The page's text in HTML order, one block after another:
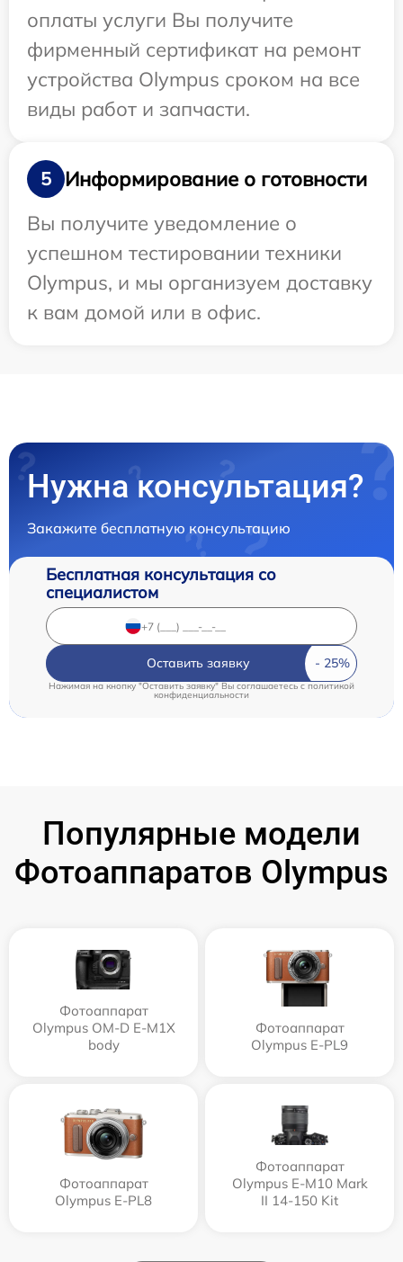
оплаты услуги Вы получите
фирменный сертификат на ремонт
устройства Olympus сроком на все
виды работ и запчасти.
5
Информирование о готовности
Вы получите уведомление о
успешном тестировании техники
Olympus, и мы организуем доставку
к вам домой или в офис.
Нужна консультация?
Закажите бесплатную консультацию
Бесплатная консультация со
специалистом
Оставить заявку
Нажимая на кнопку "Оставить заявку" Вы соглашаетесь c политикой
конфиденциальности
Популярные модели
Фотоаппаратов Olympus
Фотоаппарат
Olympus OM-D E-M1X
body
Фотоаппарат
Olympus E‑PL9
Фотоаппарат
Olympus E-PL8
Фотоаппарат
Olympus E‑M10 Mark
II 14-150 Kit